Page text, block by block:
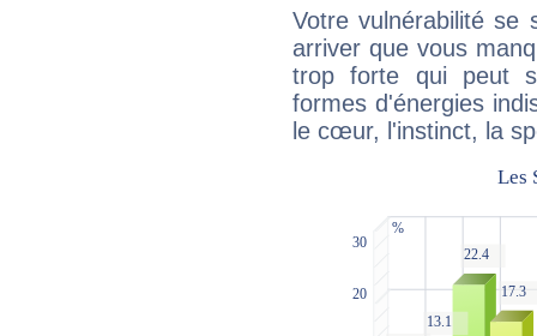
Votre vulnérabilité se
arriver que vous
trop forte qui peut
formes d'énergies
le cœur, l'instinct, la